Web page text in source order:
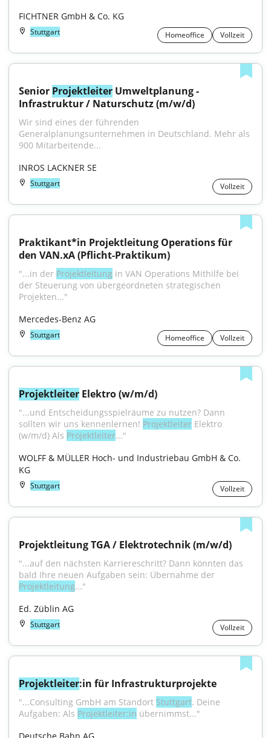
FICHTNER GmbH & Co. KG
Stuttgart Homeoffice Vollzeit
Senior Projektleiter Umweltplanung -
Infrastruktur / Naturschutz (m/w/d)
Wir sind eines der führenden
Generalplanungsunternehmen in Deutschland. Mehr als
900 Mitarbeitende...
INROS LACKNER SE
Stuttgart Vollzeit
Praktikant*in Projektleitung Operations für
den VAN.xA (Pflicht-Praktikum)
"...in der Projektleitung in VAN Operations Mithilfe bei
der Steuerung von übergeordneten strategischen
Projekten..."
Mercedes-Benz AG
Stuttgart Homeoffice Vollzeit
Projektleiter Elektro (w/m/d)
"...und Entscheidungsspielräume zu nutzen? Dann
sollten wir uns kennenlernen! Projektleiter Elektro
(w/m/d) Als Projektleiter..."
WOLFF & MÜLLER Hoch- und Industriebau GmbH & Co.
KG
Stuttgart Vollzeit
Projektleitung TGA / Elektrotechnik (m/w/d)
"...auf den nächsten Karriereschritt? Dann könnten das
Projektleitung..."
Ed. Züblin AG
Stuttgart Vollzeit
Projektleiter:in für Infrastrukturprojekte
"...Consulting GmbH am Standort Stuttgart. Deine
Aufgaben: Als Projektleiter:in übernimmst..."